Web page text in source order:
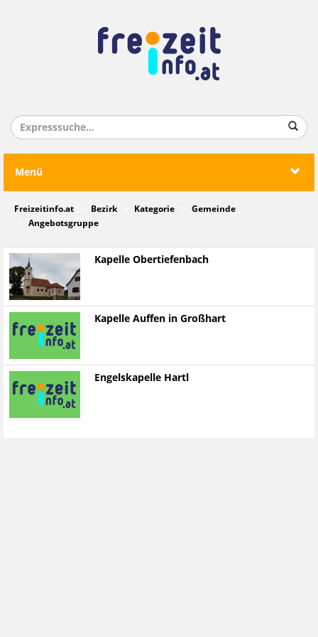
Menü
Freizeitinfo.at Bezirk Kategorie
Gemeinde
Angebotsgruppe
Kapelle Obertiefenbach
Kapelle Auffen in Großhart
Engelskapelle Hartl